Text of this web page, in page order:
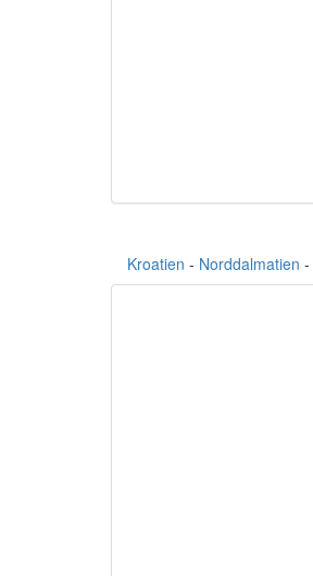
Kroatien - Norddalmatien -